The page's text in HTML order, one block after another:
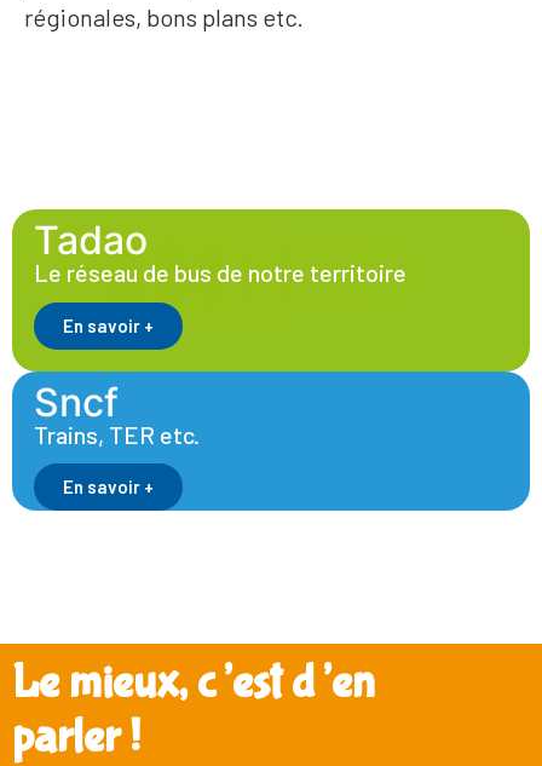
régionales, bons plans etc.
Tadao
Le réseau de bus de notre territoire
En savoir +
Sncf
Trains, TER etc.
En savoir +
Le mieux, c’est d’en
parler !